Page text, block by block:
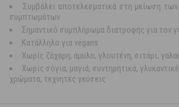
Συμβάλει αποτελεσματικά στη μείωση
συμπτωμάτων
Σημαντικό συμπλήρωμα διατροφής για τον
Κατάλληλο για vegans
Χωρίς ζάχαρη, άμυλο, γλουτένη, σιτάρι,
Χωρίς σόγια, μαγιά, συντηρητικά,
χρώματα, τεχνητές γεύσεις